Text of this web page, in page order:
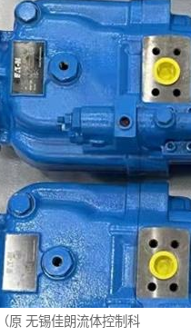
原 无锡佳朗流体控制科